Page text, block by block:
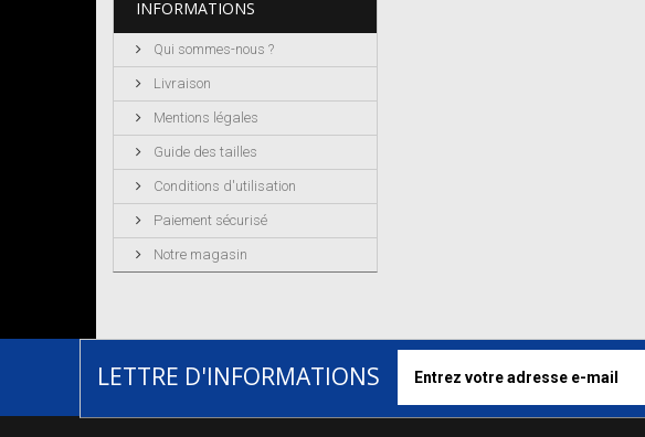
INFORMATIONS
Qui sommes-nous ?
Livraison
Mentions légales
Guide des tailles
Conditions d'utilisation
Paiement sécurisé
Notre magasin
LETTRE D'INFORMATIONS